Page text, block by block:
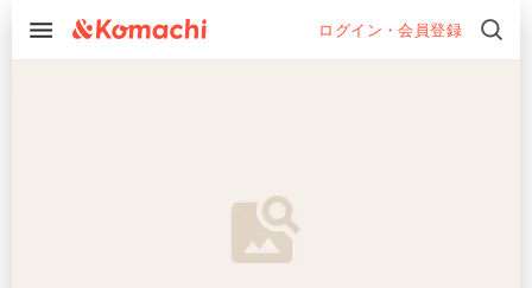
ログイン・会員登録